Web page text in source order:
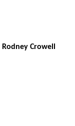
Crowell